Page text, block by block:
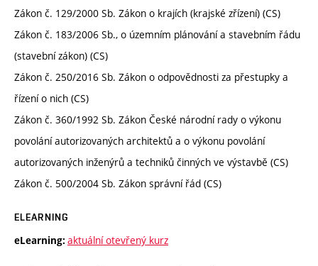
Zákon č. 129/2000 Sb. Zákon o krajích (krajské zřízení) (CS)
Zákon č. 183/2006 Sb., o územním plánování a stavebním řádu
(stavební zákon) (CS)
Zákon č. 250/2016 Sb. Zákon o odpovědnosti za přestupky a
řízení o nich (CS)
Zákon č. 360/1992 Sb. Zákon České národní rady o výkonu
povolání autorizovaných architektů a o výkonu povolání
autorizovaných inženýrů a techniků činných ve výstavbě (CS)
Zákon č. 500/2004 Sb. Zákon správní řád (CS)
ELEARNING
eLearning: aktuální otevřený kurz